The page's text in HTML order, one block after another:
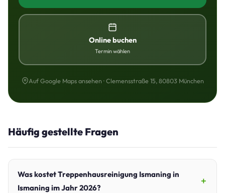
Online buchen
Termin wählen
Auf Google Maps ansehen · Clemensstraße 15, 80803 München
Häufig gestellte Fragen
Was kostet Treppenhausreinigung Ismaning in
Ismaning im Jahr 2026?